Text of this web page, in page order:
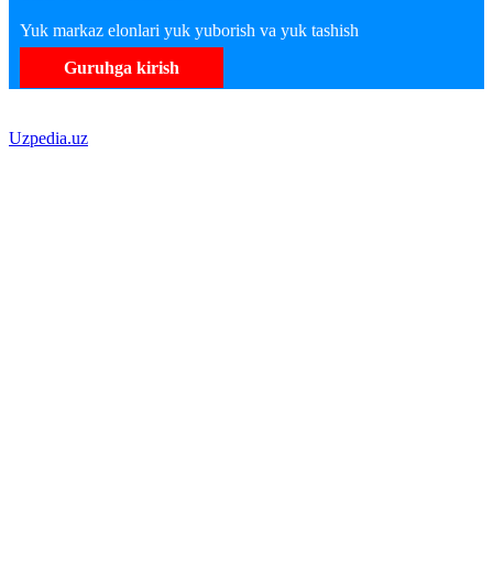
Yuk markaz elonlari yuk yuborish va yuk tashish
Guruhga kirish
Uzpedia.uz